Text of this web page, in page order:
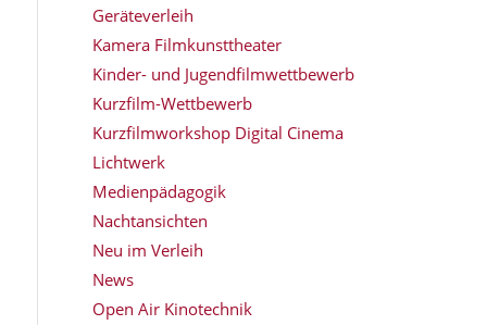
Geräteverleih
Kamera Filmkunsttheater
Kinder- und Jugendfilmwettbewerb
Kurzfilm-Wettbewerb
Kurzfilmworkshop Digital Cinema
Lichtwerk
Medienpädagogik
Nachtansichten
Neu im Verleih
News
Open Air Kinotechnik